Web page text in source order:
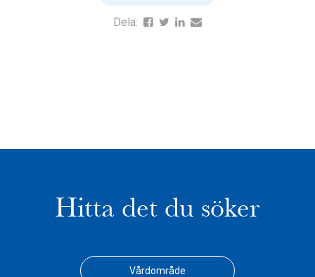
Dela:
Hitta det du söker
Vårdområde